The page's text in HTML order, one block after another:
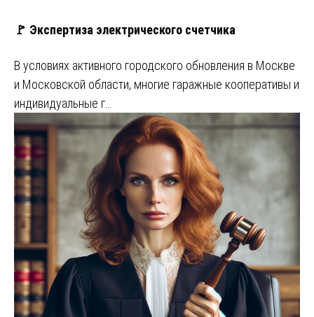
🚩 Экспертиза электрического счетчика
В условиях активного городского обновления в Москве
и Московской области, многие гаражные кооперативы и
индивидуальные г…